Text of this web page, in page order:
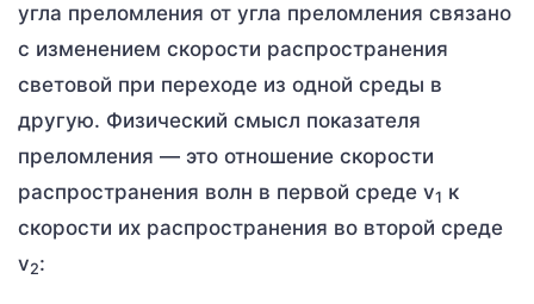
угла преломления от угла преломления связано
с изменением скорости распространения
световой при переходе из одной среды в
другую. Физический смысл показателя
преломления — это отношение скорости
распространения волн в первой среде v1 к
скорости их распространения во второй среде
v2: